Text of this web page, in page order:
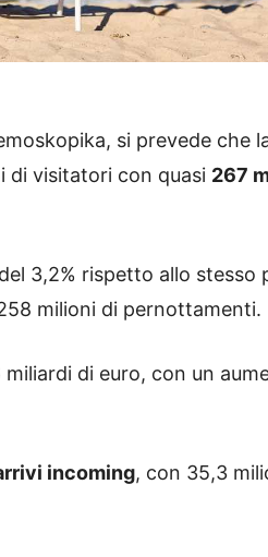
si prevede che
di visitatori con quasi 267
3,2% rispetto allo stesso
milioni di pernottamenti.
di euro, con un
incoming, con 35,3